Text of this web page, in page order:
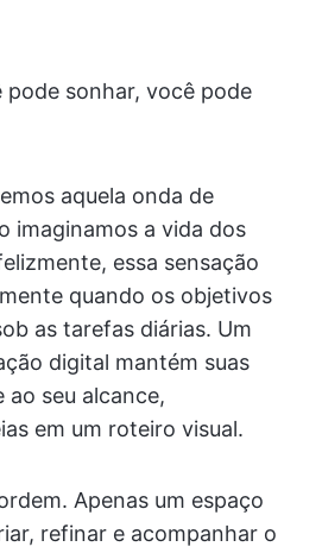
pode sonhar, você pode
aquela onda de
imaginamos a vida dos
essa sensação
quando os objetivos
as tarefas diárias. Um
digital mantém suas
ao seu alcance,
em um roteiro visual.
Apenas um espaço
refinar e acompanhar o